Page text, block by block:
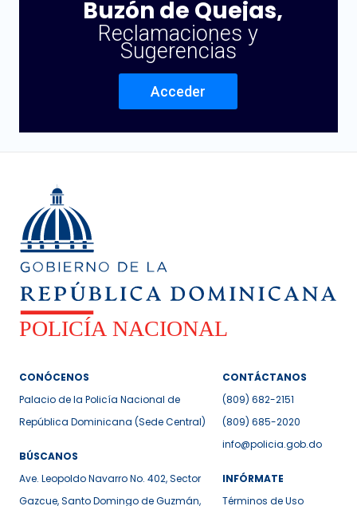
Buzón de Quejas,
Reclamaciones y
Sugerencias
Acceder
CONÓCENOS
Palacio de la Policía Nacional de
República Dominicana (Sede Central)
BÚSCANOS
Ave. Leopoldo Navarro No. 402, Sector
Gazcue, Santo Domingo de Guzmán,
CONTÁCTANOS
(809) 682-2151
(809) 685-2020
info@policia.gob.do
INFÓRMATE
Términos de Uso